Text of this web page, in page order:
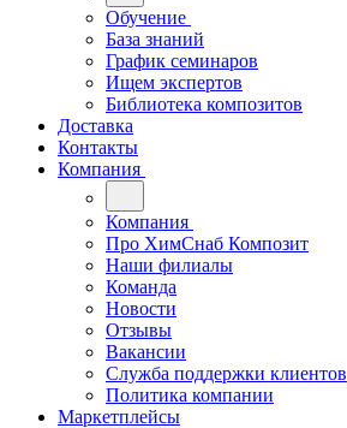
Обучение
База знаний
График семинаров
Ищем экспертов
Библиотека композитов
Доставка
Контакты
Компания
Компания
Про ХимСнаб Композит
Наши филиалы
Команда
Новости
Отзывы
Вакансии
Служба поддержки клиентов
Политика компании
Маркетплейсы